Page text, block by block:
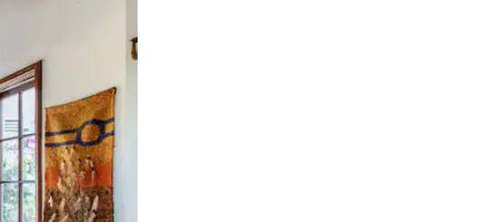
abajo, o bien tocando y deslizando la pantalla.